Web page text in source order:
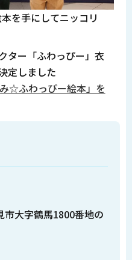
を手にしてニッコリ
ター「ふわっぴー」衣
定しました
☆ふわっぴー絵本」を
大字鶴馬1800番地の